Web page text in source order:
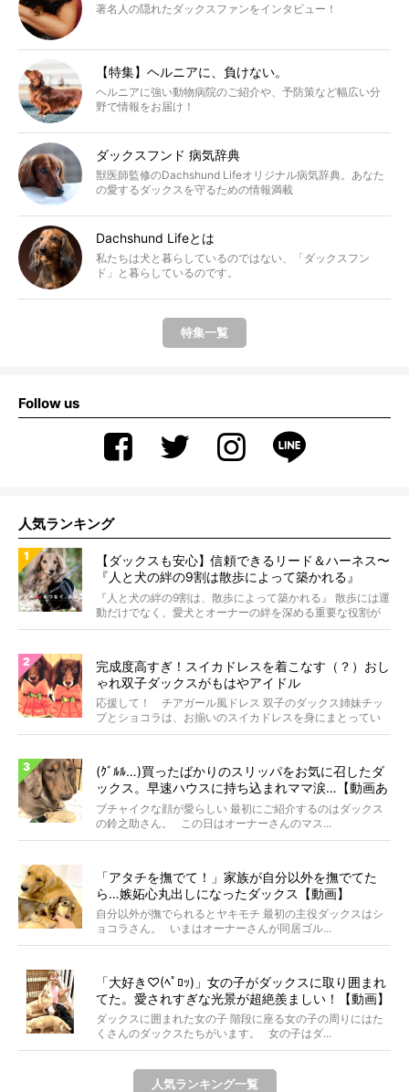
著名人の隠れたダックスファンをインタビュー！
【特集】ヘルニアに、負けない。
ヘルニアに強い動物病院のご紹介や、予防策など幅広い分
野で情報をお届け！
ダックスフンド 病気辞典
獣医師監修のDachshund Lifeオリジナル病気辞典。あなた
の愛するダックスを守るための情報満載
Dachshund Lifeとは
私たちは犬と暮らしているのではない、「ダックスフン
ド」と暮らしているのです。
特集一覧
Follow us
人気ランキング
【ダックスも安心】信頼できるリード＆ハーネス〜
『人と犬の絆の9割は散歩によって築かれる』
WOLFGANG MAN＆BEAST〜
『人と犬の絆の9割は、散歩によって築かれる』 散歩には運
動だけでなく、愛犬とオーナーの絆を深める重要な役割が
あ...
完成度高すぎ！スイカドレスを着こなす（？）おし
ゃれ双子ダックスがもはやアイドル
応援して！ チアガール風ドレス 双子のダックス姉妹チッ
プとショコラは、お揃いのスイカドレスを身にまとってい
ます...
(ｸﾞﾙﾙ…)買ったばかりのスリッパをお気に召したダ
ックス。早速ハウスに持ち込まれママ涙…【動画あ
り】
ブチャイクな顔が愛らしい 最初にご紹介するのはダックス
の鈴之助さん。 この日はオーナーさんのマス...
「アタチを撫でて！」家族が自分以外を撫でてた
ら…嫉妬心丸出しになったダックス【動画】
自分以外が撫でられるとヤキモチ 最初の主役ダックスはシ
ョコラさん。 いまはオーナーさんが同居ゴル...
「大好き♡(ﾍﾟﾛｯ)」女の子がダックスに取り囲まれ
てた。愛されすぎな光景が超絶羨ましい！【動画】
ダックスに囲まれた女の子 階段に座る女の子の周りにはた
くさんのダックスたちがいます。 女の子はダ...
人気ランキング一覧